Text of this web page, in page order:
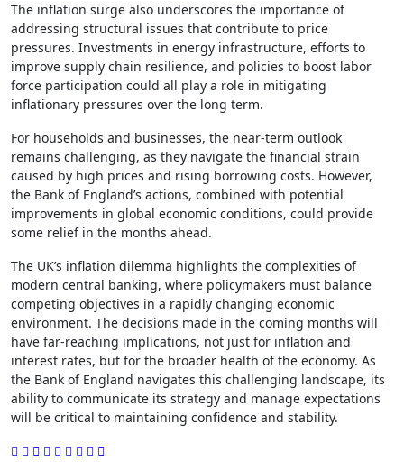
The inflation surge also underscores the importance of
addressing structural issues that contribute to price
pressures. Investments in energy infrastructure, efforts to
improve supply chain resilience, and policies to boost labor
force participation could all play a role in mitigating
inflationary pressures over the long term.
For households and businesses, the near-term outlook
remains challenging, as they navigate the financial strain
caused by high prices and rising borrowing costs. However,
the Bank of England’s actions, combined with potential
improvements in global economic conditions, could provide
some relief in the months ahead.
The UK’s inflation dilemma highlights the complexities of
modern central banking, where policymakers must balance
competing objectives in a rapidly changing economic
environment. The decisions made in the coming months will
have far-reaching implications, not just for inflation and
interest rates, but for the broader health of the economy. As
the Bank of England navigates this challenging landscape, its
ability to communicate its strategy and manage expectations
will be critical to maintaining confidence and stability.